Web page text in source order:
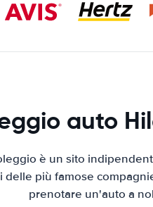
auto
è un sito
delle più famose
prenotare un'auto a